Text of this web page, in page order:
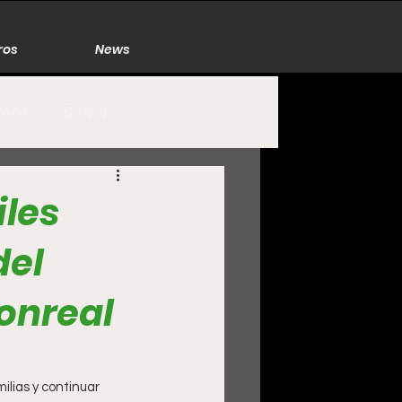
News
Naturaleza
Zacatecas
y continuar